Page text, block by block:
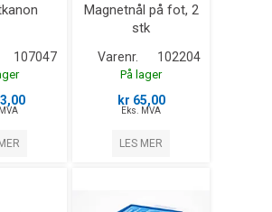
107047
Magnetnål på fot, 2
stk
Varenr. 102204
På lager
kr 65,00
Eks. MVA
LES MER